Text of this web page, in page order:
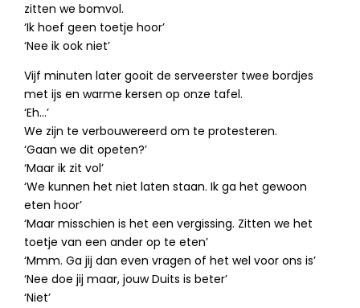
zitten we bomvol.
‘Ik hoef geen toetje hoor’
‘Nee ik ook niet’
Vijf minuten later gooit de serveerster twee bordjes
met ijs en warme kersen op onze tafel.
‘Eh…’
We zijn te verbouwereerd om te protesteren.
‘Gaan we dit opeten?’
‘Maar ik zit vol’
‘We kunnen het niet laten staan. Ik ga het gewoon
eten hoor’
‘Maar misschien is het een vergissing. Zitten we het
toetje van een ander op te eten’
‘Mmm. Ga jij dan even vragen of het wel voor ons is’
‘Nee doe jij maar, jouw Duits is beter’
‘Niet’